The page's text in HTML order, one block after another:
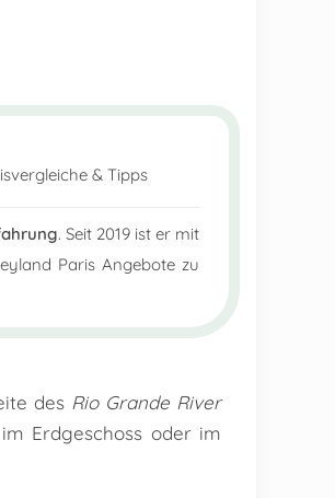
& Tipps
. Seit 2019 ist er mit
Paris Angebote zu
des Rio Grande River
Erdgeschoss oder im